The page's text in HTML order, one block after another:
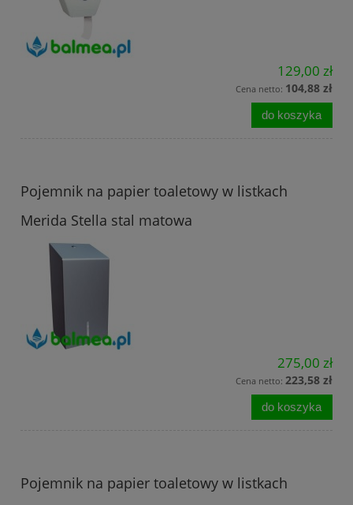
129,00 zł
Cena netto: 104,88 zł
do koszyka
Pojemnik na papier toaletowy w listkach
Merida Stella stal matowa
275,00 zł
Cena netto: 223,58 zł
do koszyka
Pojemnik na papier toaletowy w listkach